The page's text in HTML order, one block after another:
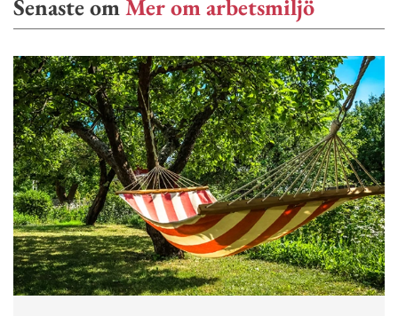
Senaste omMer om arbetsmiljö